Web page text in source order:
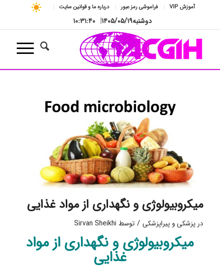
آموزش VIP فراموشی رمز عبور درباره ما و قوانین سایت
دوشنبه۱۴۰۵/۰۵/۱۹| ۱۰:۳۱:۴۱
میکروبیولوژی و نگهداری از مواد غذایی
در پزشکی و پیراپزشکی / توسط Sirvan Sheikhi
میکروبیولوژی و نگهداری از مواد
غذایی